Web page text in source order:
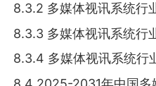
8.3.2 多媒体视讯系统行
8.3.3 多媒体视讯系统行
8.3.4 多媒体视讯系统行